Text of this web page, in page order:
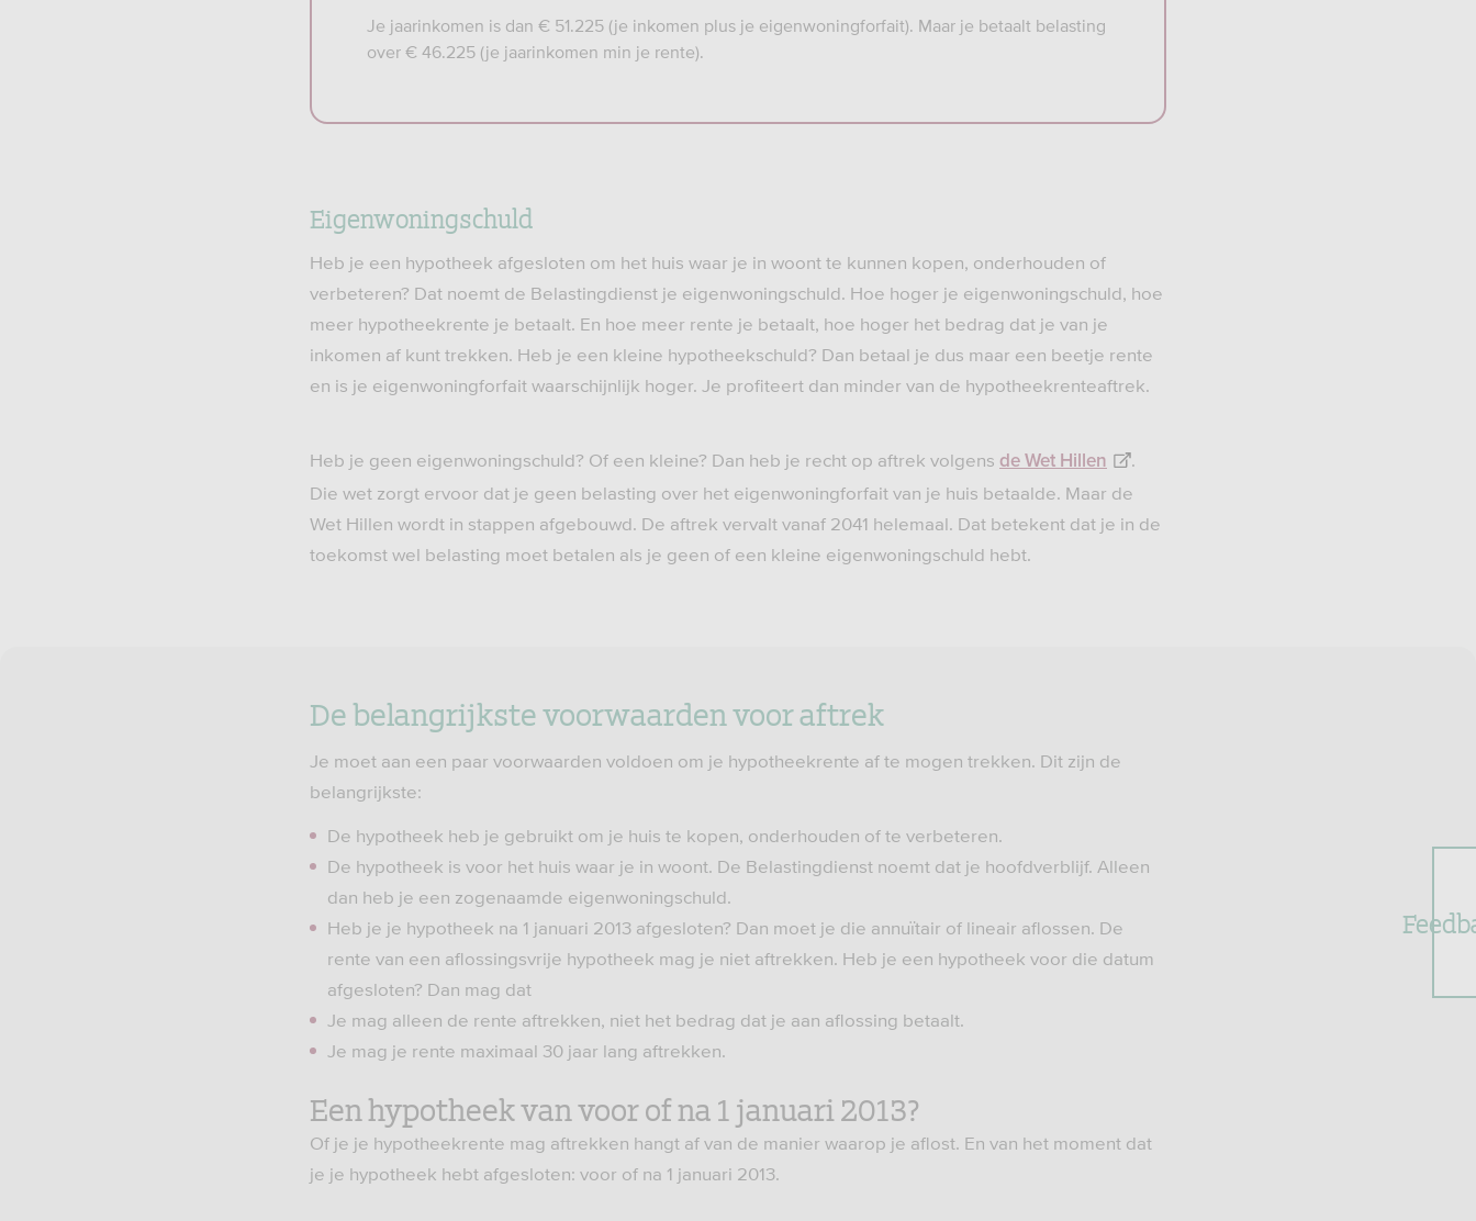
Je jaarinkomen is dan € 51.225 (je inkomen plus je eigenwoningforfait). Maar je betaalt belasting
over € 46.225 (je jaarinkomen min je rente).
Eigenwoningschuld
Heb je een hypotheek afgesloten om het huis waar je in woont te kunnen kopen, onderhouden of
verbeteren? Dat noemt de Belastingdienst je eigenwoningschuld. Hoe hoger je eigenwoningschuld, hoe
meer hypotheekrente je betaalt. En hoe meer rente je betaalt, hoe hoger het bedrag dat je van je
inkomen af kunt trekken. Heb je een kleine hypotheekschuld? Dan betaal je dus maar een beetje rente
en is je eigenwoningforfait waarschijnlijk hoger. Je profiteert dan minder van de hypotheekrenteaftrek.
Heb je geen eigenwoningschuld? Of een kleine? Dan heb je recht op aftrek volgens de Wet Hillen
.
Die wet zorgt ervoor dat je geen belasting over het eigenwoningforfait van je huis betaalde. Maar de
Wet Hillen wordt in stappen afgebouwd. De aftrek vervalt vanaf 2041 helemaal. Dat betekent dat je in de
toekomst wel belasting moet betalen als je geen of een kleine eigenwoningschuld hebt.
De belangrijkste voorwaarden voor aftrek
Je moet aan een paar voorwaarden voldoen om je hypotheekrente af te mogen trekken. Dit zijn de
belangrijkste:
De hypotheek heb je gebruikt om je huis te kopen, onderhouden of te verbeteren.
De hypotheek is voor het huis waar je in woont. De Belastingdienst noemt dat je hoofdverblijf. Alleen
dan heb je een zogenaamde eigenwoningschuld.
Heb je je hypotheek na 1 januari 2013 afgesloten? Dan moet je die annuïtair of lineair aflossen. De
rente van een aflossingsvrije hypotheek mag je niet aftrekken. Heb je een hypotheek voor die datum
afgesloten? Dan mag dat
Je mag alleen de rente aftrekken, niet het bedrag dat je aan aflossing betaalt.
Je mag je rente maximaal 30 jaar lang aftrekken.
Een hypotheek van voor of na 1 januari 2013?
Of je je hypotheekrente mag aftrekken hangt af van de manier waarop je aflost. En van het moment dat
je je hypotheek hebt afgesloten: voor of na 1 januari 2013.